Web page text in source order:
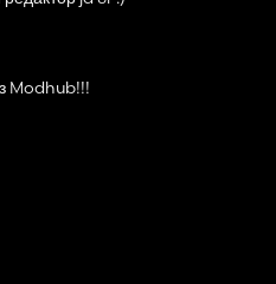
Modhub!!!